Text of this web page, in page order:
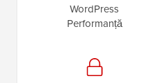
WordPress
Performanță